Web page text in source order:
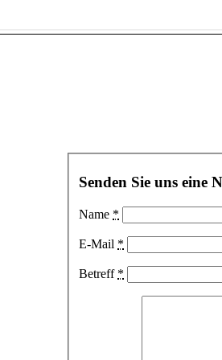
Senden Sie uns eine
Name *
E-Mail *
Betreff *